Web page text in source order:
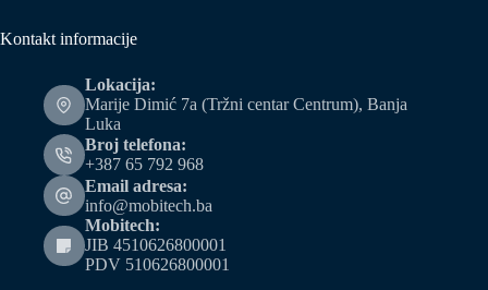
Kontakt informacije
Lokacija:
Marije Dimić 7a (Tržni centar Centrum), Banja
Luka
Broj telefona:
+387 65 792 968
Email adresa:
info@mobitech.ba
Mobitech:
JIB 4510626800001
PDV 510626800001